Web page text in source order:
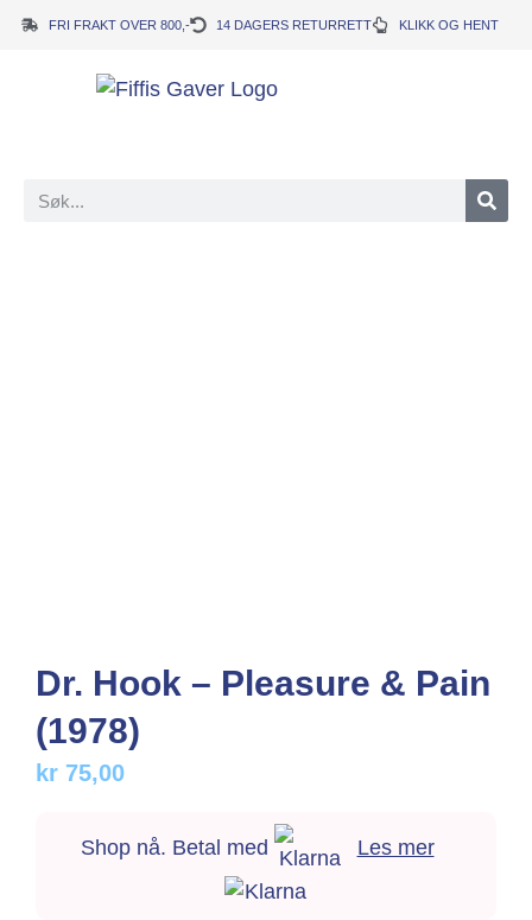
FRI FRAKT OVER 800,- 14 DAGERS RETURRETT KLIKK OG HENT
Dr. Hook – Pleasure & Pain
(1978)
kr 75,00
Shop nå. Betal med Les mer